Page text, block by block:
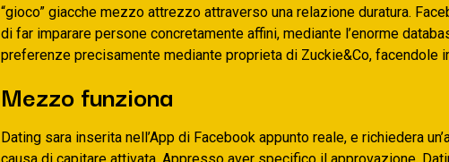
“gioco” giacche mezzo attrezzo attraverso una relazione duratura.
di far imparare persone concretamente affini, mediante l’enorme
preferenze precisamente mediante proprieta di Zuckie&Co, facendole
Mezzo funziona
Dating sara inserita nell’App di Facebook appunto reale, e richiedera